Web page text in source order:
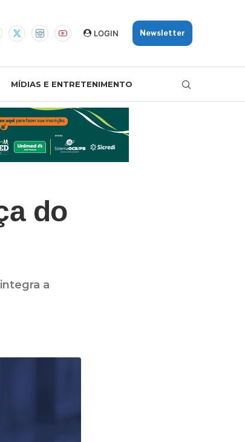
LOGIN Newsletter
MÍDIAS E ENTRETENIMENTO
do
a